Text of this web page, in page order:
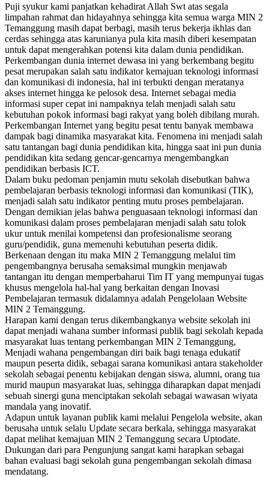
Puji syukur kami panjatkan kehadirat Allah Swt atas segala
limpahan rahmat dan hidayahnya sehingga kita semua warga MIN 2
Temanggung masih dapat berbagi, masih terus bekerja ikhlas dan
cerdas sehingga atas karunianya pula kita masih diberi kesempatan
untuk dapat mengerahkan potensi kita dalam dunia pendidikan.
Perkembangan dunia internet dewasa ini yang berkembang begitu
pesat merupakan salah satu indikator kemajuan teknologi informasi
dan komunikasi di indonesia, hal ini terbukti dengan meratanya
akses internet hingga ke pelosok desa. Internet sebagai media
informasi super cepat ini nampaknya telah menjadi salah satu
kebutuhan pokok informasi bagi rakyat yang boleh dibilang murah.
Perkembangan Internet yang begitu pesat tentu banyak membawa
dampak bagi dinamika masyarakat kita. Fenomena ini menjadi salah
satu tantangan bagi dunia pendidikan kita, hingga saat ini pun dunia
pendidikan kita sedang gencar-gencarnya mengembangkan
pendidikan berbasis ICT.
Dalam buku pedoman penjamin mutu sekolah disebutkan bahwa
pembelajaran berbasis teknologi informasi dan komunikasi (TIK),
menjadi salah satu indikator penting mutu proses pembelajaran.
Dengan demikian jelas bahwa penguasaan teknologi informasi dan
komunikasi dalam proses pembelajaran menjadi salah satu tolok
ukur untuk menilai kompetensi dan profesionalisme seorang
guru/pendidik, guna memenuhi kebutuhan peserta didik.
Berkenaan dengan itu maka MIN 2 Temanggung melalui tim
pengembangnya berusaha semaksimal mungkin menjawab
tantangan itu dengan memperbaharui Tim IT yang mempunyai tugas
khusus mengelola hal-hal yang berkaitan dengan Inovasi
Pembelajaran termasuk didalamnya adalah Pengelolaan Website
MIN 2 Temanggung.
Harapan kami dengan terus dikembangkanya website sekolah ini
dapat menjadi wahana sumber informasi publik bagi sekolah kepada
masyarakat luas tentang perkembangan MIN 2 Temanggung,
Menjadi wahana pengembangan diri baik bagi tenaga edukatif
maupun peserta didik, sebagai sarana komunikasi antara stakeholder
sekolah sebagai penentu kebijakan dengan siswa, alumni, orang tua
murid maupun masyarakat luas, sehingga diharapkan dapat menjadi
sebuah sinergi guna menciptakan sekolah sebagai wawasan wiyata
mandala yang inovatif.
Adapun untuk layanan publik kami melalui Pengelola website, akan
berusaha untuk selalu Update secara berkala, sehingga masyarakat
dapat melihat kemajuan MIN 2 Temanggung secara Uptodate.
Dukungan dari para Pengunjung sangat kami harapkan sebagai
bahan evaluasi bagi sekolah guna pengembangan sekolah dimasa
mendatang.